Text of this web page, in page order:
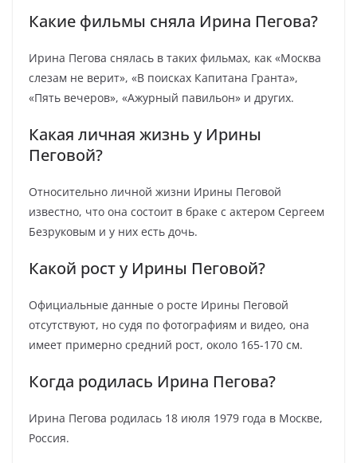
Какие фильмы сняла Ирина Пегова?
Ирина Пегова снялась в таких фильмах, как «Москва
слезам не верит», «В поисках Капитана Гранта»,
«Пять вечеров», «Ажурный павильон» и других.
Какая личная жизнь у Ирины
Пеговой?
Относительно личной жизни Ирины Пеговой
известно, что она состоит в браке с актером Сергеем
Безруковым и у них есть дочь.
Какой рост у Ирины Пеговой?
Официальные данные о росте Ирины Пеговой
отсутствуют, но судя по фотографиям и видео, она
имеет примерно средний рост, около 165-170 см.
Когда родилась Ирина Пегова?
Ирина Пегова родилась 18 июля 1979 года в Москве,
Россия.